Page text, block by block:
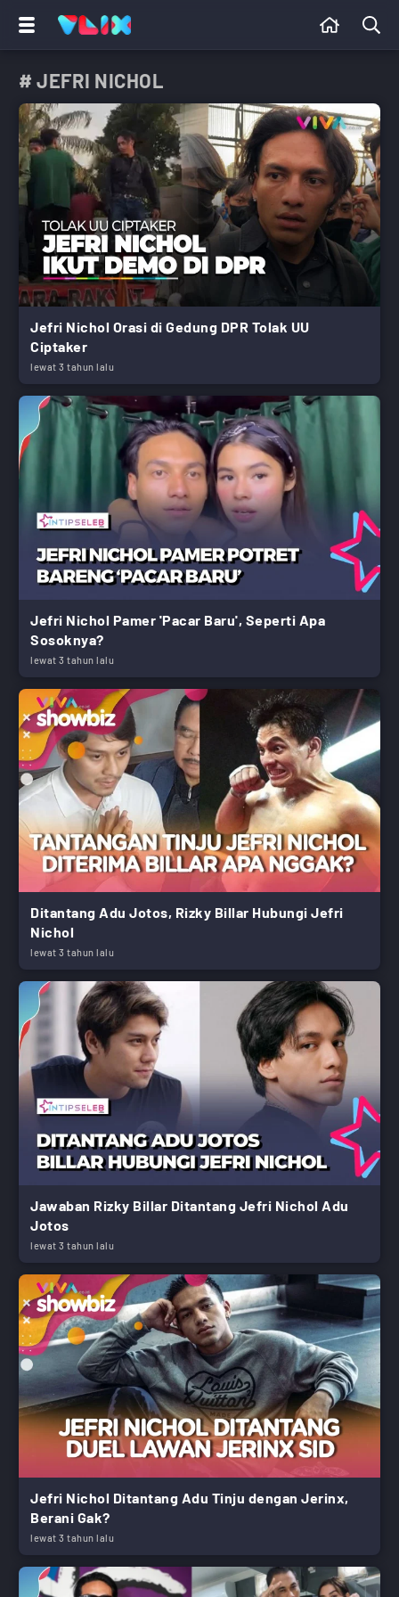
# JEFRI NICHOL
Jefri Nichol Orasi di Gedung DPR Tolak UU
Ciptaker
lewat 3 tahun lalu
Jefri Nichol Pamer 'Pacar Baru', Seperti Apa
Sosoknya?
lewat 3 tahun lalu
Ditantang Adu Jotos, Rizky Billar Hubungi Jefri
Nichol
lewat 3 tahun lalu
Jawaban Rizky Billar Ditantang Jefri Nichol Adu
Jotos
lewat 3 tahun lalu
Jefri Nichol Ditantang Adu Tinju dengan Jerinx,
Berani Gak?
lewat 3 tahun lalu